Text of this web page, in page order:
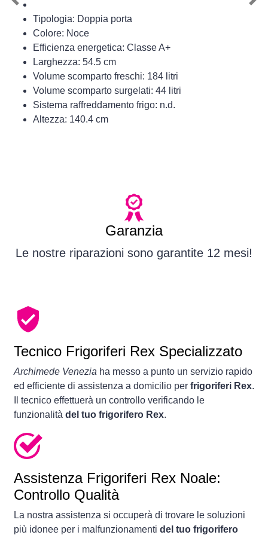
Tipologia: Doppia porta
Colore: Noce
Efficienza energetica: Classe A+
Larghezza: 54.5 cm
Volume scomparto freschi: 184 litri
Volume scomparto surgelati: 44 litri
Sistema raffreddamento frigo: n.d.
Altezza: 140.4 cm
Previous
Garanzia
Le nostre riparazioni sono garantite 12 mesi!
Tecnico Frigoriferi Rex Specializzato
Archimede Venezia ha messo a punto un servizio rapido
ed efficiente di assistenza a domicilio per frigoriferi Rex.
Il tecnico effettuerà un controllo verificando le
funzionalità del tuo frigorifero Rex.
Assistenza Frigoriferi Rex Noale:
Controllo Qualità
La nostra assistenza si occuperà di trovare le soluzioni
più idonee per i malfunzionamenti del tuo frigorifero